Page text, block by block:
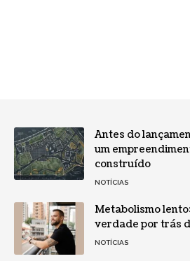
Antes do
um
construído
NOTÍCIAS
Metabolismo
verdade por trás
NOTÍCIAS